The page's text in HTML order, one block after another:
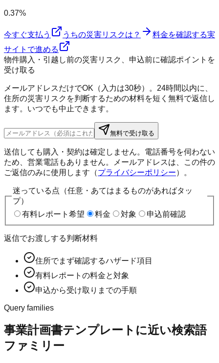
0.37%
今すぐ支払う うちの災害リスクは？ 料金を確認する実
サイトで進める
物件購入・引越し前の災害リスク、申込前に確認ポイントを
受け取る
メールアドレスだけでOK（入力は30秒）。24時間以内に、
住所の災害リスクを判断するための材料を短く無料で返信し
ます。いつでも中止できます。
無料で受け取る
送信しても購入・契約は確定しません。電話番号を伺わない
ため、営業電話もありません。メールアドレスは、この件の
ご返信のみに使用します（プライバシーポリシー）。
迷っている点（任意・あてはまるものがあればタッ
プ）
有料レポート希望
料金 対象 申込前確認
返信でお渡しする判断材料
住所でまず確認するハザード項目
有料レポートの料金と対象
申込から受け取りまでの手順
Query families
事業計画書テンプレートに近い検索語
ファミリー